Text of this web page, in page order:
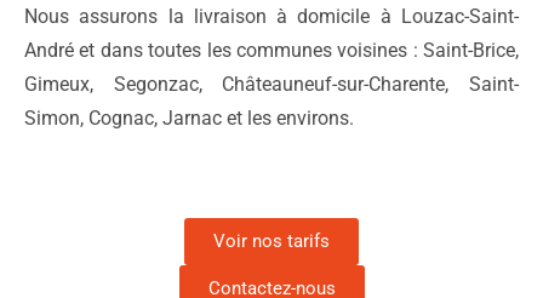
Nous assurons la livraison à domicile à Louzac-Saint-
André et dans toutes les communes voisines : Saint-Brice,
Gimeux, Segonzac, Châteauneuf-sur-Charente, Saint-
Simon, Cognac, Jarnac et les environs.
Voir nos tarifs
Contactez-nous